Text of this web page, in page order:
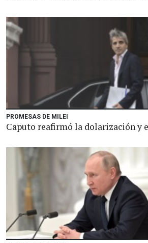
PROMESAS DE MILEI
Caputo reafirmó la dolarización y